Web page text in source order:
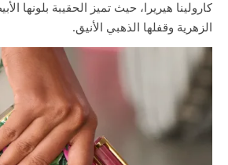
كارولينا هيريرا، حيث تميز الحقيبة بلونها
الزهرية وقفلها الذهبي الأنيق.